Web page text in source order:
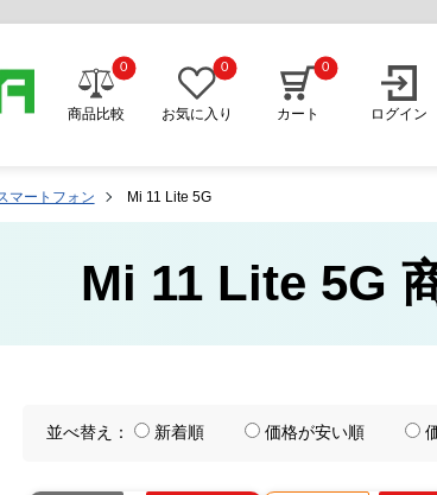
商品比較
0
お気に入り
0
カート
0
ログイン
マートフォン Mi 11 Lite 5G
Mi 11 Lite 5G
並べ替え： 新着順 価格が安い順